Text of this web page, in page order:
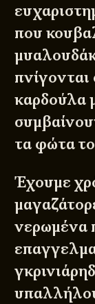
που
καρδούλα
τα φώτα
Έχουμε
νερωμένα